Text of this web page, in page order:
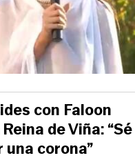
con Faloon
de Viña: “Sé
corona”